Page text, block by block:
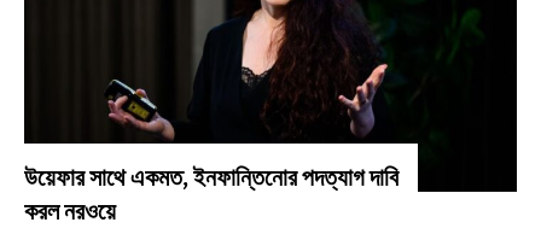
উয়েফার সাথে একমত, ইনফান্তিনোর পদত্যাগ দাবি
করল নরওয়ে